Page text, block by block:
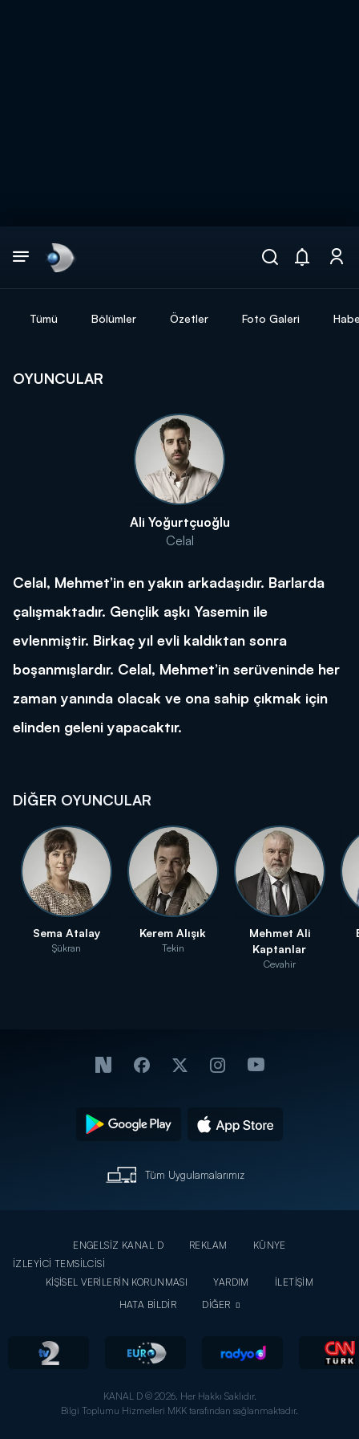
Tümü Bölümler Özetler Foto Galeri
OYUNCULAR
Ali Yoğurtçuoğlu
Celal
Celal, Mehmet’in en yakın arkadaşıdır. Barlarda
çalışmaktadır. Gençlik aşkı Yasemin ile
evlenmiştir. Birkaç yıl evli kaldıktan sonra
boşanmışlardır. Celal, Mehmet’in serüveninde her
zaman yanında olacak ve ona sahip çıkmak için
elinden geleni yapacaktır.
DİĞER OYUNCULAR
Sema Atalay
Şükran
Kerem Alışık
Tekin
Mehmet Ali
Kaptanlar
Cevahir
Tüm Uygulamalarımız
ENGELSİZ KANAL D REKLAM
KÜNYE
İZLEYİCİ TEMSİLCİSİ
KİŞİSEL VERİLERİN KORUNMASI
YARDIM
İLETİŞİM
HATA BİLDİR
DİĞER
KANAL D © 2026. Her Hakkı Saklıdır.
Bilgi Toplumu Hizmetleri MKK tarafından sağlanmaktadır.